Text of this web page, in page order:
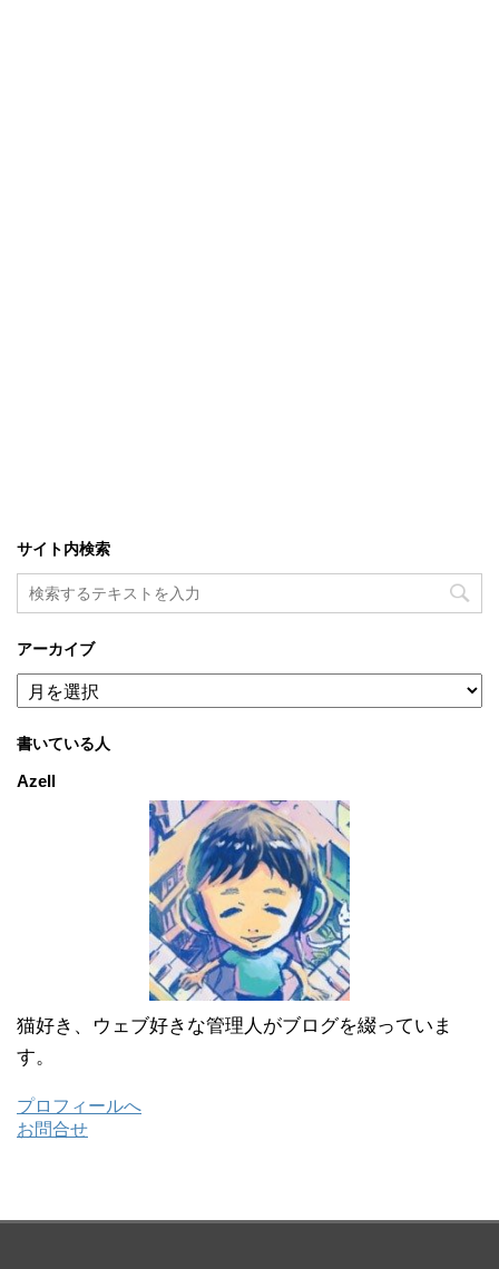
サイト内検索
アーカイブ
ア
ー
イ
ブ
書いている人
Azell
猫好き、ウェブ好きな管理人がブログを綴っていま
す。
プロフィールへ
お問合せ